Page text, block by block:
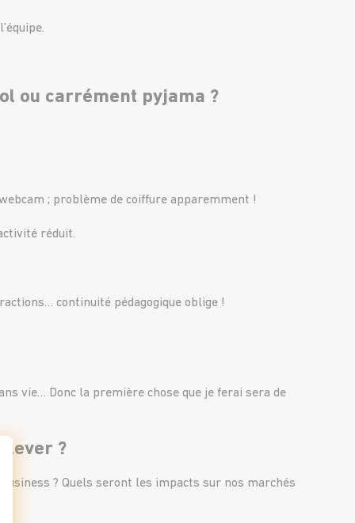
ou carrément pyjama ?
; problème de coiffure apparemment !
réduit.
continuité pédagogique oblige !
vie… Donc la première chose que je ferai sera de
?
? Quels seront les impacts sur nos marchés